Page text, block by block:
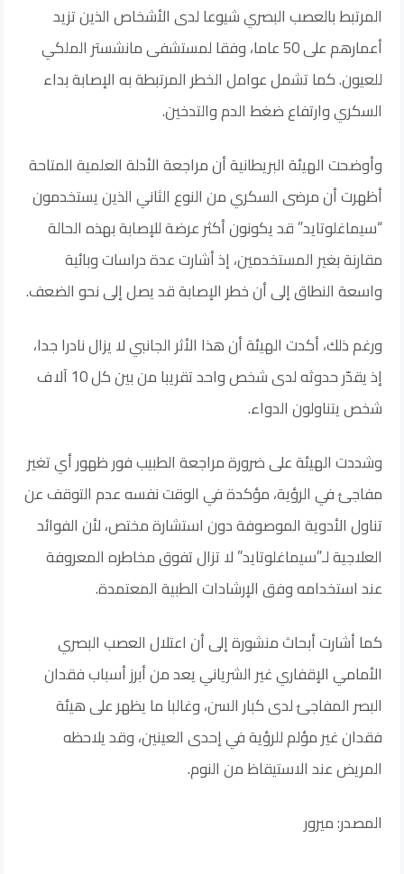
المرتبط بالعصب البصري شيوعا لدى الأشخاص الذين تزيد
أعمارهم على 50 عاما، وفقا لمستشفى مانشستر الملكي
للعيون. كما تشمل عوامل الخطر المرتبطة به الإصابة بداء
السكري وارتفاع ضغط الدم والتدخين.
وأوضحت الهيئة البريطانية أن مراجعة الأدلة العلمية المتاحة
أظهرت أن مرضى السكري من النوع الثاني الذين يستخدمون
“سيماغلوتايد” قد يكونون أكثر عرضة للإصابة بهذه الحالة
مقارنة بغير المستخدمين، إذ أشارت عدة دراسات وبائية
واسعة النطاق إلى أن خطر الإصابة قد يصل إلى نحو الضعف.
ورغم ذلك، أكدت الهيئة أن هذا الأثر الجانبي لا يزال نادرا جدا،
إذ يقدّر حدوثه لدى شخص واحد تقريبا من بين كل 10 آلاف
شخص يتناولون الدواء.
وشددت الهيئة على ضرورة مراجعة الطبيب فور ظهور أي تغير
مفاجئ في الرؤية، مؤكدة في الوقت نفسه عدم التوقف عن
تناول الأدوية الموصوفة دون استشارة مختص، لأن الفوائد
العلاجية لـ”سيماغلوتايد” لا تزال تفوق مخاطره المعروفة
عند استخدامه وفق الإرشادات الطبية المعتمدة.
كما أشارت أبحاث منشورة إلى أن اعتلال العصب البصري
الأمامي الإقفاري غير الشرياني يعد من أبرز أسباب فقدان
البصر المفاجئ لدى كبار السن، وغالبا ما يظهر على هيئة
فقدان غير مؤلم للرؤية في إحدى العينين، وقد يلاحظه
المريض عند الاستيقاظ من النوم.
المصدر: ميرور